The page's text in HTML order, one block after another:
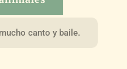
canto y baile.